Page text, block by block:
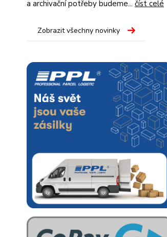
a archivační potřeby budeme... číst celé
Zobrazit všechny novinky